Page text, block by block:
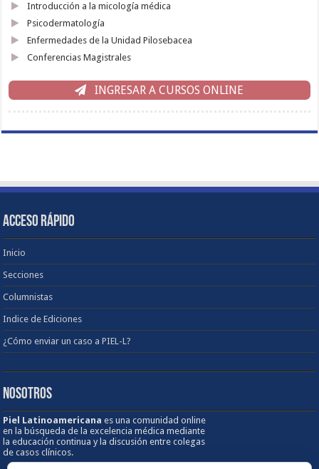
Introducción a la micología médica
Psicodermatología
Enfermedades de la Unidad Pilosebacea
Conferencias Magistrales
INGRESAR A CURSOS ONLINE
ACCESO RÁPIDO
Inicio
Secciones
Columnistas
Indice de Ediciones
¿Cómo enviar un caso a PIEL-L?
NOSOTROS
Piel Latinoamericanaes una comunidad online
en la búsqueda de la excelencia médica mediante
la educación continua y la discusión entre colegas
de casos clínicos.